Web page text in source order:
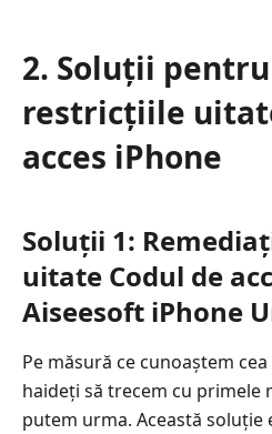
2. Soluții
restricțiile
acces iPhone
Soluții 1:
uitate Codul de
Aiseesoft iPhone
Pe măsură ce cunoaștem
haideți să trecem cu primele
putem urma. Această soluție